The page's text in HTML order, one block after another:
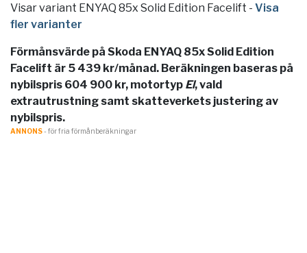
Visar variant ENYAQ 85x Solid Edition Facelift - Visa
fler varianter
Förmånsvärde på Skoda ENYAQ 85x Solid Edition
Facelift är 5 439 kr/månad. Beräkningen baseras på
nybilspris 604 900 kr, motortyp El, vald
extrautrustning samt skatteverkets justering av
nybilspris.
ANNONS- för fria förmånberäkningar